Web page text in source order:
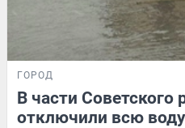
ГОРОД
В части Советского
отключили всю воду